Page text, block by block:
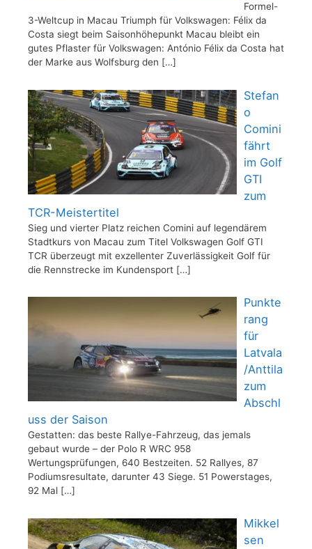
Formel-
3-Weltcup in Macau Triumph für Volkswagen: Félix da
Costa siegt beim Saisonhöhepunkt Macau bleibt ein
gutes Pflaster für Volkswagen: António Félix da Costa hat
der Marke aus Wolfsburg den […]
Stefan
o
Comini
fährt
im Golf
GTI
zum
TCR-Meistertitel
Sieg und vierter Platz reichen Comini auf legendärem
Stadtkurs von Macau zum Titel Volkswagen Golf GTI
TCR überzeugt mit exzellenter Zuverlässigkeit Golf für
die Rennstrecke im Kundensport […]
Punkte
rang
für
Latvala
/Anttila
zum
Abschl
uss der Saison
Gestatten: das beste Rallye-Fahrzeug, das jemals
gebaut wurde – der Polo R WRC 958
Wertungsprüfungen, 640 Bestzeiten. 52 Rallyes, 87
Podiumsresultate, darunter 43 Siege. 51 Powerstages,
92 Mal […]
Mikkel
sen